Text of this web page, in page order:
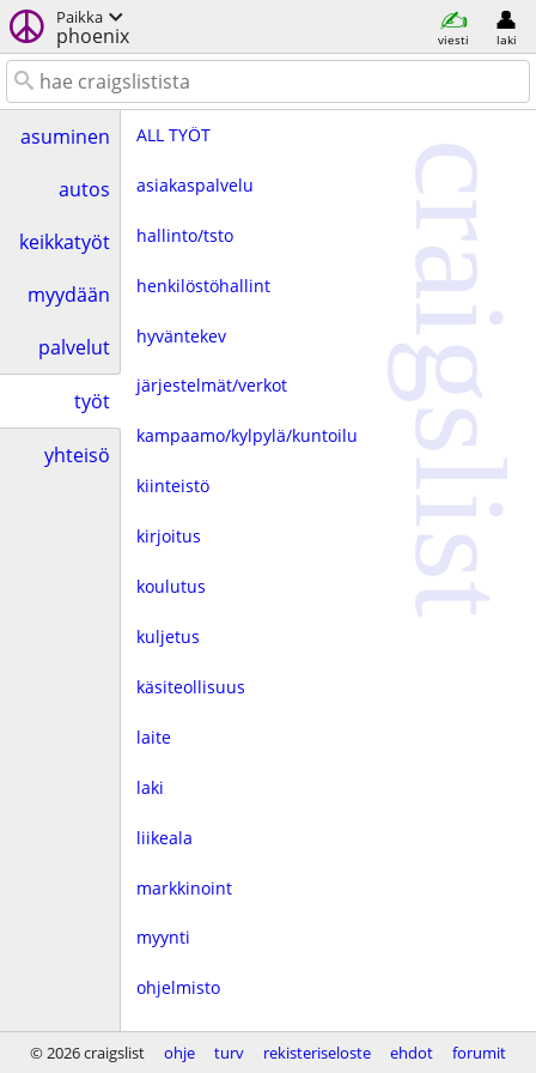
Paikka
phoenix viesti laki
asuminen
autos
keikkatyöt
myydään
palvelut
työt
yhteisö
ALL TYÖT
asiakaspalvelu
hallinto/tsto
henkilöstöhallint
hyväntekev
järjestelmät/verkot
kampaamo/kylpylä/kuntoilu
kiinteistö
kirjoitus
koulutus
kuljetus
käsiteollisuus
laite
laki
liikeala
markkinoint
myynti
ohjelmisto
rahoitus
craigslist
© 2026 craigslist ohje turv rekisteriseloste ehdot forumit